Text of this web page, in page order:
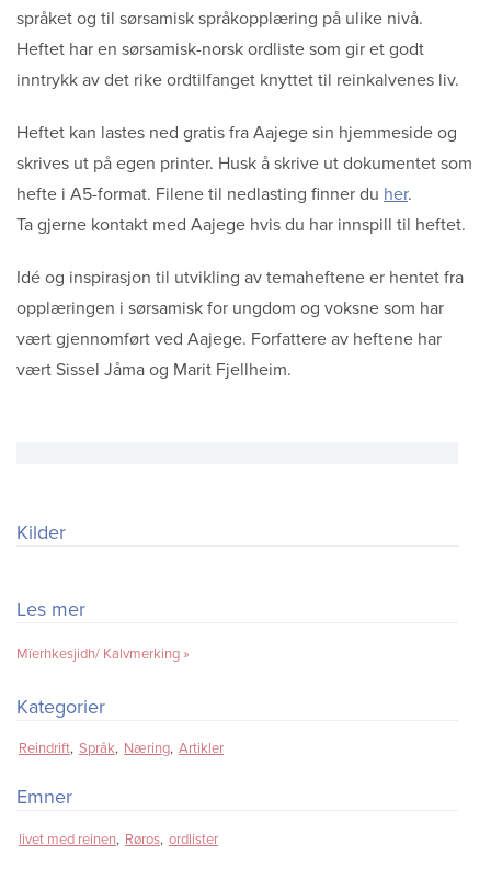
språket og til sørsamisk språkopplæring på ulike nivå.
Heftet har en sørsamisk-norsk ordliste som gir et godt
inntrykk av det rike ordtilfanget knyttet til reinkalvenes liv.
Heftet kan lastes ned gratis fra Aajege sin hjemmeside og
skrives ut på egen printer. Husk å skrive ut dokumentet som
hefte i A5-format. Filene til nedlasting finner du her.
Ta gjerne kontakt med Aajege hvis du har innspill til heftet.
Idé og inspirasjon til utvikling av temaheftene er hentet fra
opplæringen i sørsamisk for ungdom og voksne som har
vært gjennomført ved Aajege. Forfattere av heftene har
vært Sissel Jåma og Marit Fjellheim.
Kilder
Les mer
Mïerhkesjidh/ Kalvmerking
Kategorier
Reindrift Språk Næring Artikler
Emner
livet med reinen Røros ordlister